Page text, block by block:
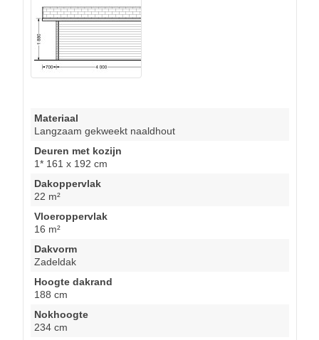
Materiaal
Langzaam gekweekt naaldhout
Deuren met kozijn
1* 161 x 192 cm
Dakoppervlak
22 m²
Vloeroppervlak
16 m²
Dakvorm
Zadeldak
Hoogte dakrand
188 cm
Nokhoogte
234 cm